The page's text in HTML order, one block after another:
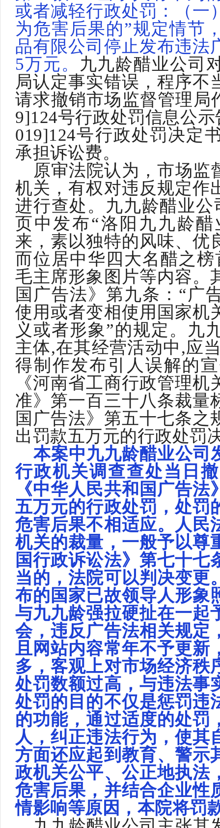
或者减轻行政处罚：（一
为危害后果的”规定情节
品有限公司停止发布违法
5万元。 九九龄醋业公司
局认定事实错误，程序不
请求撤销市场监督管理局
9]124号行政处罚信息公
019]124号行政处罚决定
承担诉讼费。
原审法院认为，市场监
机关，有权对违反规定作
进行查处。九九龄醋业公
页中发布“洛阳九九龄
来，素以独特的风味、优
而位居中华四大名醋之
毛主席形象图片等内容。
国广告法》第九条：“广
使用或者变相使用国家机
义或者形象”的规定。九
主体,在其经营活动中,应
得制作发布引人误解的
《河南省工商行政管理
准》第一百三十八条裁量
国广告法》第五十七条之
出罚款五万元的行政处罚
本案中九九龄醋业公司
行政机关调查查处当日
《中华人民共和国广告
五万元的行政处罚，处罚
危害后果不相适应。人民
机关的裁量，一般予以尊
国行政诉讼法》第七十七
当的，法院可以判决变更
布的国家已故领导人形象
与九九龄强拉硬扯在一起
会，违反广告法相关规定
且网站内容常年不予更新
多，客观上对市场经济秩
处罚数额过高，与违法事
处罚的目的不仅是惩罚违
的功能，通过适度的处罚
人，纠正违法行为，使其
方面还应起到教育、警示
政机关公平、公正地执法
危害后果，并结合企业性
情影响等原因，本院将罚